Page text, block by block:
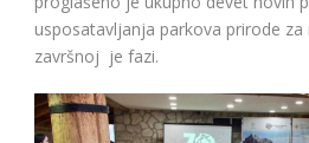
usposatavljanja parkova prirode
završnoj je fazi.